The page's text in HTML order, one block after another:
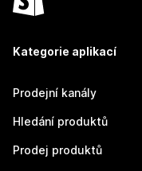
Kategorie aplikací
Prodejní kanály
Hledání produktů
Prodej produktů